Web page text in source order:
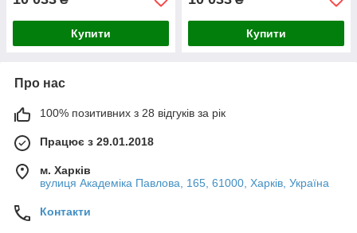
Купити Купити
Про нас
100% позитивних з 28 відгуків за рік
Працює з 29.01.2018
м. Харків
вулиця Академіка Павлова, 165, 61000, Харків, Україна
Контакти